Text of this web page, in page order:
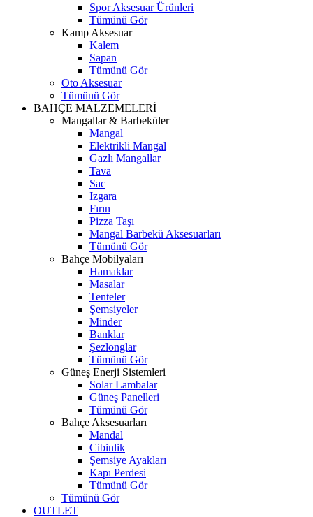
Spor Aksesuar Ürünleri
Tümünü Gör
Kamp Aksesuar
Kalem
Sapan
Tümünü Gör
Oto Aksesuar
Tümünü Gör
BAHÇE MALZEMELERİ
Mangallar & Barbeküler
Mangal
Elektrikli Mangal
Gazlı Mangallar
Tava
Sac
Izgara
Fırın
Pizza Taşı
Mangal Barbekü Aksesuarları
Tümünü Gör
Bahçe Mobilyaları
Hamaklar
Masalar
Tenteler
Şemsiyeler
Minder
Banklar
Şezlonglar
Tümünü Gör
Güneş Enerji Sistemleri
Solar Lambalar
Güneş Panelleri
Tümünü Gör
Bahçe Aksesuarları
Mandal
Cibinlik
Şemsiye Ayakları
Kapı Perdesi
Tümünü Gör
Tümünü Gör
OUTLET